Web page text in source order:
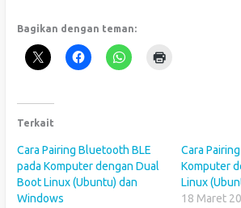
Bagikan dengan teman:
Terkait
Cara Pairing Bluetooth BLE
pada Komputer dengan Dual
Boot Linux (Ubuntu) dan
Windows
Cara
Komputer
Linux
18 Maret